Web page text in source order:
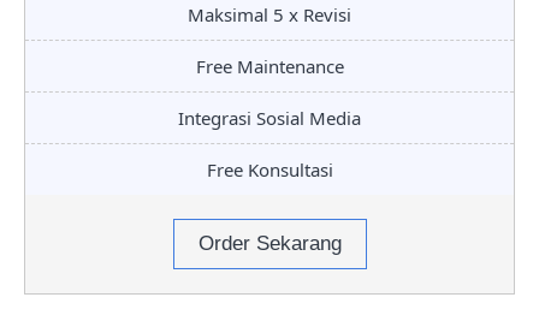
Maksimal 5 x Revisi
Free Maintenance
Integrasi Sosial Media
Free Konsultasi
Order Sekarang